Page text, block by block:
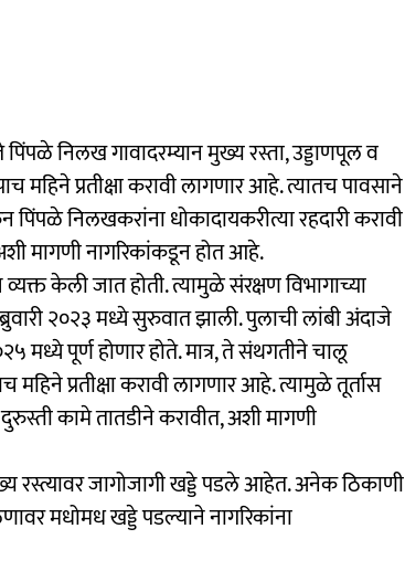
निलख गावादरम्यान मुख्य रस्ता, उड्डाणपूल व
महिने प्रतीक्षा करावी लागणार आहे. त्यातच पावसाने
पिंपळे निलखकरांना धोकादायकरीत्या रहदारी करावी
मागणी नागरिकांकडून होत आहे.
केली जात होती. त्यामुळे संरक्षण विभागाच्या
२०२३ मध्ये सुरुवात झाली. पुलाची लांबी अंदाजे
पूर्ण होणार होते. मात्र, ते संथगतीने चालू
प्रतीक्षा करावी लागणार आहे. त्यामुळे तूर्तास
कामे तातडीने करावीत, अशी मागणी
रस्त्यावर जागोजागी खड्डे पडले आहेत. अनेक ठिकाणी
मधोमध खड्डे पडल्याने नागरिकांना